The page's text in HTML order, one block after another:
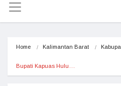
Home Kalimantan Barat
Bupati Kapuas Hulu…